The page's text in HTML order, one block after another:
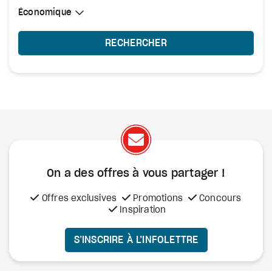
Sélectionner une cabine
Économique
Économique
RECHERCHER
On a des offres à vous partager !
Offres exclusives Promotions
Concours
Inspiration
S’INSCRIRE À L’INFOLETTRE